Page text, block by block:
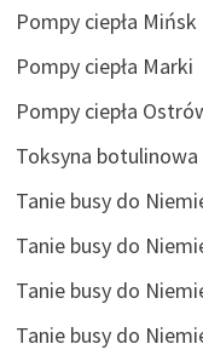
Pompy ciepła
Pompy ciepła Marki
Pompy ciepła
Toksyna botulinowa
Tanie busy do
Tanie busy do
Tanie busy do
Tanie busy do